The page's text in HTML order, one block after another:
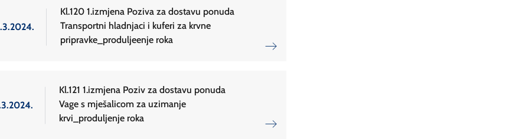
Kl.120 1.izmjena Poziva za dostavu ponuda
Transportni hladnjaci i kuferi za krvne
pripravke_produljeenje roka
Kl.121 1.izmjena Poziv za dostavu ponuda
Vage s mješalicom za uzimanje
krvi_produljenje roka